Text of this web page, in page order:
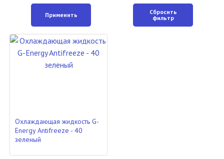
Применить
Сбросить
фильтр
Охлаждающая жидкость G-
Energy Antifreeze - 40
зеленый